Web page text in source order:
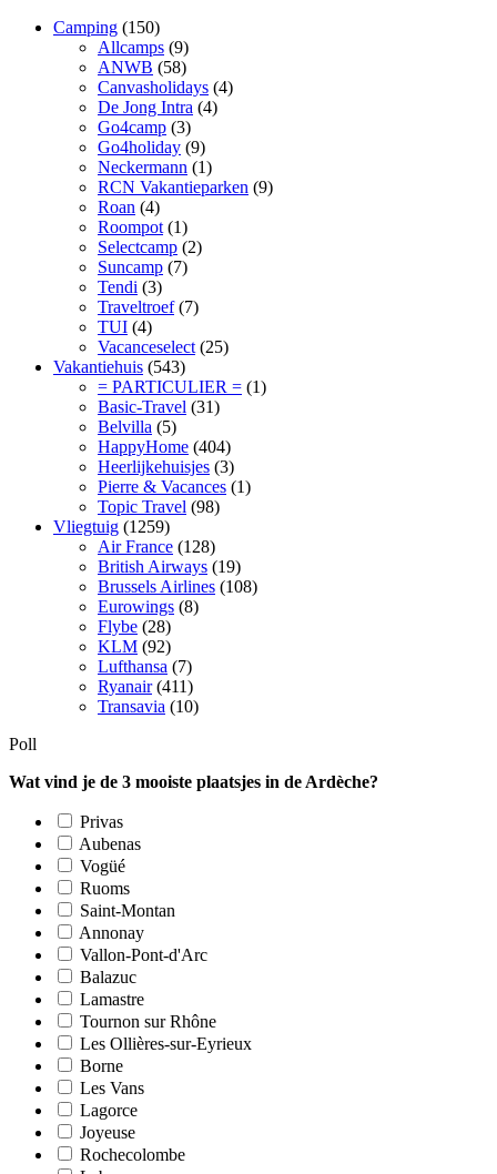
Camping (150)
Allcamps (9)
ANWB (58)
Canvasholidays (4)
De Jong Intra (4)
Go4camp (3)
Go4holiday (9)
Neckermann (1)
RCN Vakantieparken (9)
Roan (4)
Roompot (1)
Selectcamp (2)
Suncamp (7)
Tendi (3)
Traveltroef (7)
TUI (4)
Vacanceselect (25)
Vakantiehuis (543)
= PARTICULIER = (1)
Basic-Travel (31)
Belvilla (5)
HappyHome (404)
Heerlijkehuisjes (3)
Pierre & Vacances (1)
Topic Travel (98)
Vliegtuig (1259)
Air France (128)
British Airways (19)
Brussels Airlines (108)
Eurowings (8)
Flybe (28)
KLM (92)
Lufthansa (7)
Ryanair (411)
Transavia (10)
Poll
Wat vind je de 3 mooiste plaatsjes in de Ardèche?
Privas
Aubenas
Vogüé
Ruoms
Saint-Montan
Annonay
Vallon-Pont-d'Arc
Balazuc
Lamastre
Tournon sur Rhône
Les Ollières-sur-Eyrieux
Borne
Les Vans
Lagorce
Joyeuse
Rochecolombe